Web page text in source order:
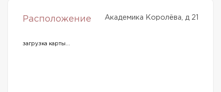
Расположение Академика Королёва, д 21
загрузка карты...